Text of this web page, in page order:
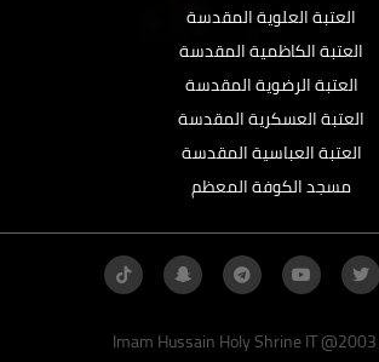
العتبة العلوية المقدسة
العتبة الكاظمية المقدسة
العتبة الرضوية المقدسة
العتبة العسكرية المقدسة
العتبة العباسية المقدسة
مسجد الكوفة المعظم
Imam Hussain Holy Shrine IT